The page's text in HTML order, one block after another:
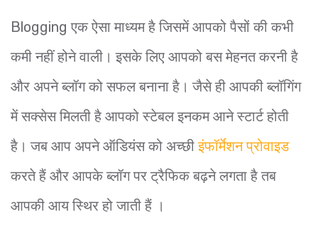
Blogging एक ऐसा माध्यम है जिसमें आपको पैसों की कभी
कमी नहीं होने वाली। इसके लिए आपको बस मेहनत करनी है
और अपने ब्लॉग को सफल बनाना है। जैसे ही आपकी ब्लॉगिंग
में सक्सेस मिलती है आपको स्टेबल इनकम आने स्टार्ट होती
है। जब आप अपने ऑडियंस को अच्छीइंफॉर्मेशन प्रोवाइड
करते हैं और आपके ब्लॉग पर ट्रैफिक बढ़ने लगता है तब
आपकी आय स्थिर हो जाती हैं ।